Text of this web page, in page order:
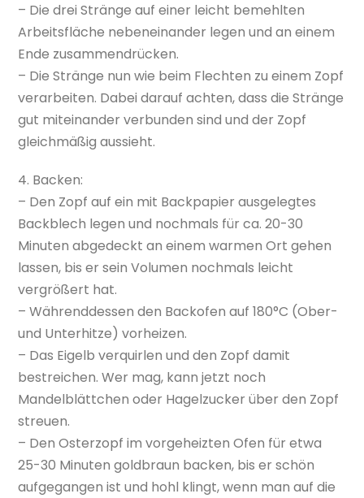
– Die drei Stränge auf einer leicht bemehlten
Arbeitsfläche nebeneinander legen und an einem
Ende zusammendrücken.
– Die Stränge nun wie beim Flechten zu einem Zopf
verarbeiten. Dabei darauf achten, dass die Stränge
gut miteinander verbunden sind und der Zopf
gleichmäßig aussieht.
4. Backen:
– Den Zopf auf ein mit Backpapier ausgelegtes
Backblech legen und nochmals für ca. 20-30
Minuten abgedeckt an einem warmen Ort gehen
lassen, bis er sein Volumen nochmals leicht
vergrößert hat.
– Währenddessen den Backofen auf 180°C (Ober-
und Unterhitze) vorheizen.
– Das Eigelb verquirlen und den Zopf damit
bestreichen. Wer mag, kann jetzt noch
Mandelblättchen oder Hagelzucker über den Zopf
streuen.
– Den Osterzopf im vorgeheizten Ofen für etwa
25-30 Minuten goldbraun backen, bis er schön
aufgegangen ist und hohl klingt, wenn man auf die